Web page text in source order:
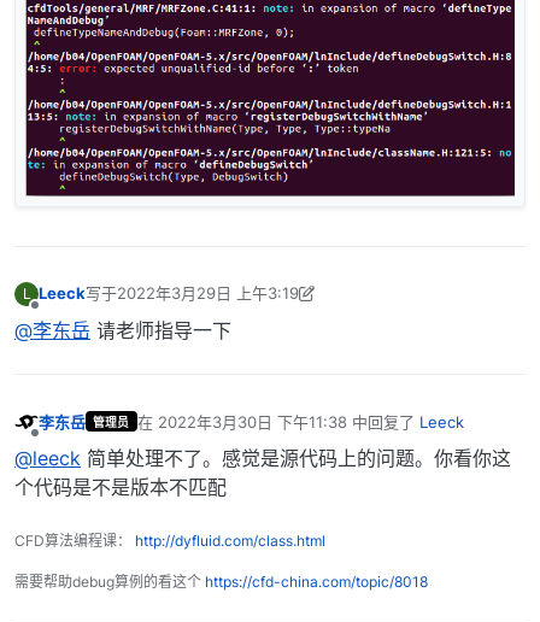
L Leeck写于2022年3月29日 上午3:19
最后由 Leeck 编辑2022年3月29日 上午11:20
@李东岳 请老师指导一下
李东岳 管理员 在 2022年3月30日 下午11:38中回复了 Leeck
最后由 编辑
@leeck 简单处理不了。感觉是源代码上的问题。你看你这
个代码是不是版本不匹配
CFD算法编程课： http://dyfluid.com/class.html
需要帮助debug算例的看这个 https://cfd-china.com/topic/8018